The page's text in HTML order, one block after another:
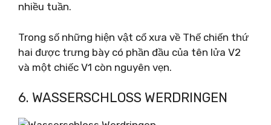
nhiều tuần.
Trong số những hiện vật cổ xưa về Thế chiến thứ
hai được trưng bày có phần đầu của tên lửa V2
và một chiếc V1 còn nguyên vẹn.
6. WASSERSCHLOSS WERDRINGEN